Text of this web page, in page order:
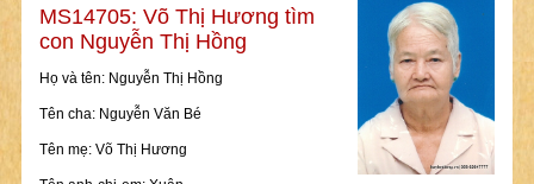
MS14705: Võ Thị Hương tìm
con Nguyễn Thị Hồng
Họ và tên: Nguyễn Thị Hồng
Tên cha: Nguyễn Văn Bé
Tên mẹ: Võ Thị Hương